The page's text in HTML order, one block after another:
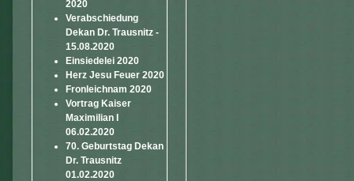
2020
Verabschiedung
Dekan Dr. Trausnitz -
15.08.2020
Einsiedelei 2020
Herz Jesu Feuer 2020
Fronleichnam 2020
Vortrag Kaiser
Maximilian I
06.02.2020
70. Geburtstag Dekan
Dr. Trausnitz
01.02.2020